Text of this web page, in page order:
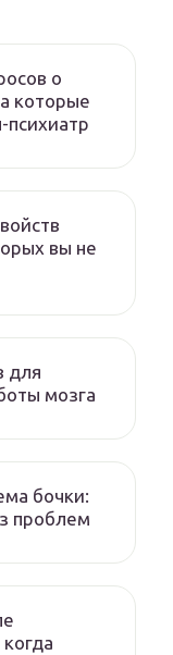
о
которые
психиатр
вы не
для
мозга
бочки:
проблем